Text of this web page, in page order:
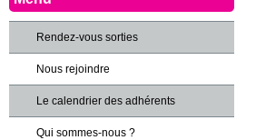
Rendez-vous sorties
Nous rejoindre
Le calendrier des adhérents
Qui sommes-nous ?